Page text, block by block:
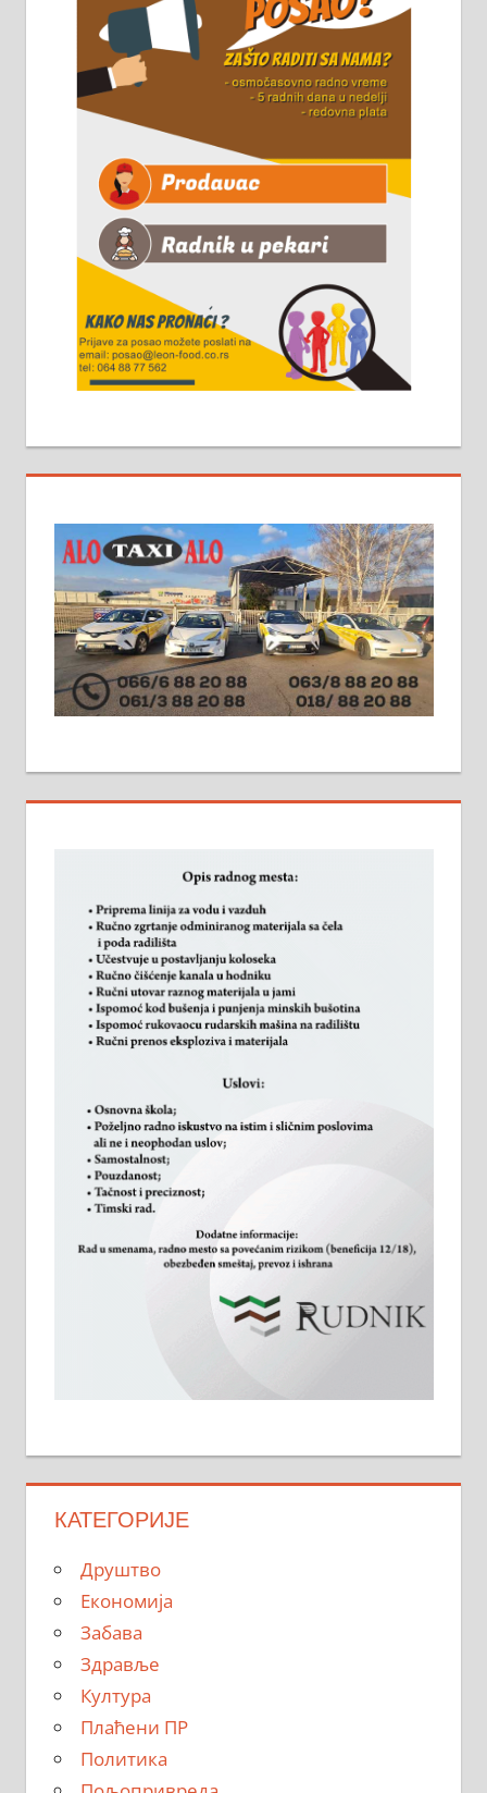
Чистим све врсте димњака.
061/32-13-445
КАТЕГОРИЈЕ
Друштво
Економија
Забава
Здравље
Култура
Плаћени ПР
Политика